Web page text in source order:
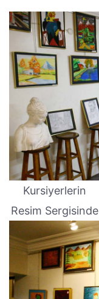
Kursiyerlerin
Resim Sergisinde